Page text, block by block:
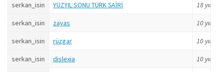
serkan_isin YÜZYIL SONU TÜRK ŞAİRİ 18 yıl
serkan_isin zayas 10 yıl
serkan_isin rüzgar 10 yıl
serkan_isin dislexia 10 yıl